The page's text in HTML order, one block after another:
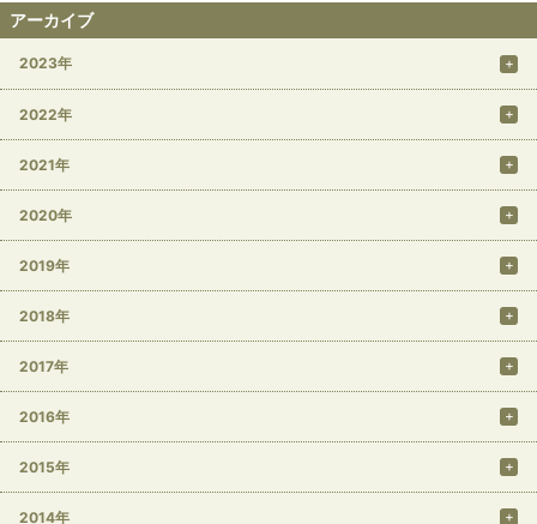
アーカイブ
2023年
2022年
2021年
2020年
2019年
2018年
2017年
2016年
2015年
2014年